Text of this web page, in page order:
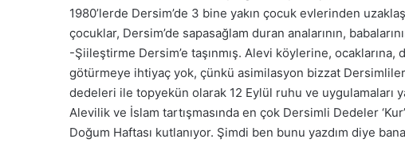
1980’lerde Dersim’de 3 bine yakın çocuk evlerinden
çocuklar, Dersim’de sapasağlam duran analarının,
-Şiileştirme Dersim’e taşınmış. Alevi köylerine,
götürmeye ihtiyaç yok, çünkü asimilasyon bizzat
dedeleri ile topyekün olarak 12 Eylül ruhu ve uygulamaları
Alevilik ve İslam tartışmasında en çok Dersimli Dedeler
Doğum Haftası kutlanıyor. Şimdi ben bunu yazdım diye